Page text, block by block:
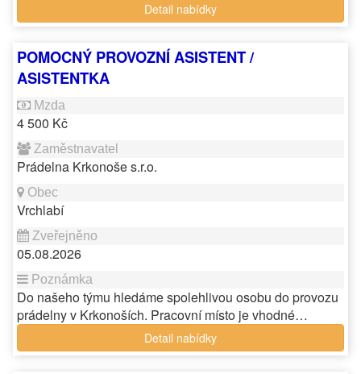
Detail nabídky
POMOCNÝ PROVOZNÍ ASISTENT /
ASISTENTKA
4 500 Kč
Prádelna Krkonoše s.r.o.
Vrchlabí
05.08.2026
Do našeho týmu hledáme spolehlivou osobu do provozu
prádelny v Krkonoších. Pracovní místo je vhodné…
Detail nabídky